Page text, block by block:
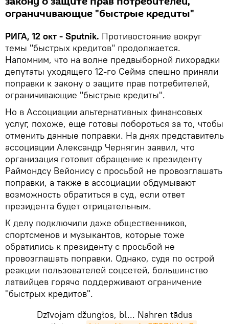
ограничивающие "быстрые кредиты"
РИГА, 12 окт - Sputnik. Противостояние вокруг
темы "быстрых кредитов" продолжается.
Напомним, что на волне предвыборной лихорадки
депутаты уходящего 12-го Сейма спешно приняли
поправки к закону о защите прав потребителей,
ограничивающие "быстрые кредиты".
Но в Ассоциации альтернативных финансовых
услуг, похоже, еще готовы побороться за то, чтобы
отменить данные поправки. На днях представитель
ассоциации Александр Чернягин заявил, что
организация готовит обращение к президенту
Раймондсу Вейонису с просьбой не провозглашать
поправки, а также в ассоциации обдумывают
возможность обратиться в суд, если ответ
президента будет отрицательным.
К делу подключили даже общественников,
спортсменов и музыкантов, которые тоже
обратились к президенту с просьбой не
провозглашать поправки. Однако, судя по острой
реакции пользователей соцсетей, большинство
латвийцев горячо поддерживают ограничение
"быстрых кредитов".
Dzīvojam džungłos, bl... Nahren tādus